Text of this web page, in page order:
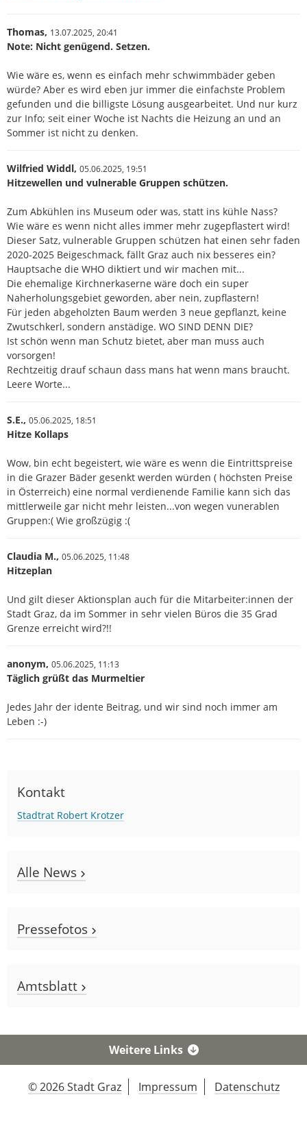
Thomas, 13.07.2025, 20:41
Note: Nicht genügend. Setzen.
Wie wäre es, wenn es einfach mehr schwimmbäder geben
würde? Aber es wird eben jur immer die einfachste Problem
gefunden und die billigste Lösung ausgearbeitet. Und nur kurz
zur Info; seit einer Woche ist Nachts die Heizung an und an
Sommer ist nicht zu denken.
Wilfried Widdl, 05.06.2025, 19:51
Hitzewellen und vulnerable Gruppen schützen.
Zum Abkühlen ins Museum oder was, statt ins kühle Nass?
Wie wäre es wenn nicht alles immer mehr zugepflastert wird!
Dieser Satz, vulnerable Gruppen schützen hat einen sehr faden
2020-2025 Beigeschmack, fällt Graz auch nix besseres ein?
Hauptsache die WHO diktiert und wir machen mit...
Die ehemalige Kirchnerkaserne wäre doch ein super
Naherholungsgebiet geworden, aber nein, zupflastern!
Für jeden abgeholzten Baum werden 3 neue gepflanzt, keine
Zwutschkerl, sondern anstädige. WO SIND DENN DIE?
Ist schön wenn man Schutz bietet, aber man muss auch
vorsorgen!
Rechtzeitig drauf schaun dass mans hat wenn mans braucht.
Leere Worte...
S.E., 05.06.2025, 18:51
Hitze Kollaps
Wow, bin echt begeistert, wie wäre es wenn die Eintrittspreise
in die Grazer Bäder gesenkt werden würden ( höchsten Preise
in Österreich) eine normal verdienende Familie kann sich das
mittlerweile gar nicht mehr leisten...von wegen vunerablen
Gruppen:( Wie großzügig :(
Claudia M., 05.06.2025, 11:48
Hitzeplan
Und gilt dieser Aktionsplan auch für die Mitarbeiter:innen der
Stadt Graz, da im Sommer in sehr vielen Büros die 35 Grad
Grenze erreicht wird?!!
anonym, 05.06.2025, 11:13
Täglich grüßt das Murmeltier
Jedes Jahr der idente Beitrag, und wir sind noch immer am
Leben :-)
Kontakt
Stadtrat Robert Krotzer
Alle News
Pressefotos
Amtsblatt
Weitere Links
© 2026 Stadt Graz Impressum Datenschutz